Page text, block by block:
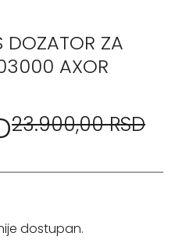
DOZATOR ZA
AXOR
23.900,00 RSD
dostupan.